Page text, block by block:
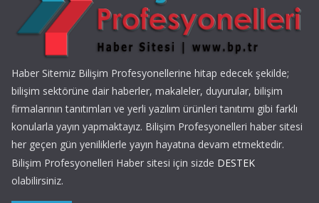
Haber Sitemiz Bilişim Profesyonellerine hitap edecek şekilde;
bilişim sektörüne dair haberler, makaleler, duyurular, bilişim
firmalarının tanıtımları ve yerli yazılım ürünleri tanıtımı gibi farklı
konularla yayın yapmaktayız. Bilişim Profesyonelleri haber sitesi
her geçen gün yeniliklerle yayın hayatına devam etmektedir.
Bilişim Profesyonelleri Haber sitesi için sizde DESTEK
olabilirsiniz.